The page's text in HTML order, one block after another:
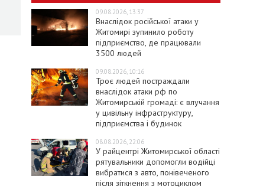
09.08.2026, 13:37
Внаслідок російської атаки у
Житомирі зупинило роботу
підприємство, де працювали
3500 людей
09.08.2026, 10:16
Троє людей постраждали
внаслідок атаки рф по
Житомирській громаді: є влучання
у цивільну інфраструктуру,
підприємства і будинок
08.08.2026, 22:06
У райцентрі Житомирської області
рятувальники допомогли водійці
вибратися з авто, понівеченого
після зіткнення з мотоциклом